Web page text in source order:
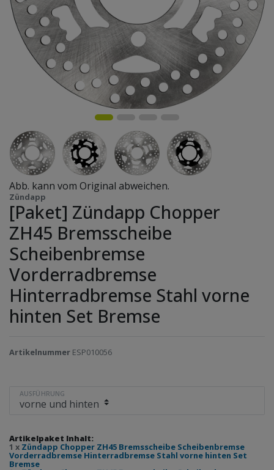
Abb. kann vom Original abweichen.
Zündapp
[Paket] Zündapp Chopper
ZH45 Bremsscheibe
Scheibenbremse
Vorderradbremse
Hinterradbremse Stahl vorne
hinten Set Bremse
Artikelnummer ESP010056
AUSFÜHRUNG
Artikelpaket Inhalt:
1 x Zündapp Chopper ZH45 Bremsscheibe Scheibenbremse
Vorderradbremse Hinterradbremse Stahl vorne hinten Set
Bremse